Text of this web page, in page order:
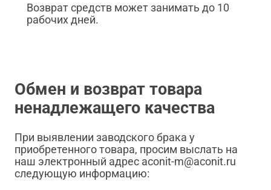
Возврат средств может занимать до 10
рабочих дней.
Обмен и возврат товара
ненадлежащего качества
При выявлении заводского брака у
приобретенного товара, просим выслать на
наш электронный адрес aconit-m@aconit.ru
следующую информацию: